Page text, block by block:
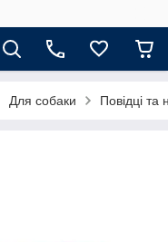
Для собаки Повідці